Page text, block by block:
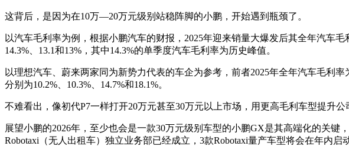
这背后，是因为在10万—20万元级别站稳阵脚的小鹏，开始遇到瓶颈了。
以汽车毛利率为例，根据小鹏汽车的财报，2025年迎来销量大爆发后其全年汽车
14.3%、13.1和13%，其中14.3%的单季度汽车毛利率为历史峰值。
以理想汽车、蔚来两家同为新势力代表的车企为参考，前者2025年全年汽车毛利
分别为10.2%、10.3%、14.7%和18.1%。
不难看出，像初代P7一样打开20万元甚至30万元以上市场，用更高毛利车型提升
展望小鹏的2026年，至少也会是一款30万元级别车型的小鹏GX是其高端化的关
Robotaxi（无人出租车）独立业务部已经成立，3款Robotaxi量产车型将会在年内启